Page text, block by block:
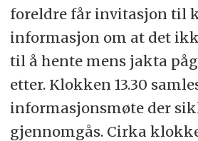
foreldre får invitasjon til
informasjon om at det
til å hente mens jakta
etter. Klokken 13.30
informasjonsmøte der
gjennomgås. Cirka